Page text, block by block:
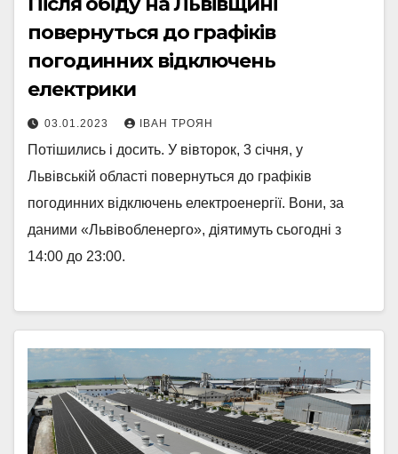
повернуться до графіків
погодинних відключень
електрики
03.01.2023 ІВАН ТРОЯН
Потішились і досить. У вівторок, 3 січня, у
Львівській області повернуться до графіків
погодинних відключень електроенергії. Вони, за
даними «Львівобленерго», діятимуть сьогодні з
14:00 до 23:00.